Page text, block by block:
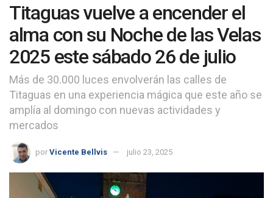
Titaguas vuelve a encender el
alma con su Noche de las Velas
2025 este sábado 26 de julio
Más de 30.000 luces envolverán las calles de
Titaguas en una experiencia mágica que este año se
amplía al domingo con nuevas actividades y
mercados
por Vicente Bellvis julio 23, 2025